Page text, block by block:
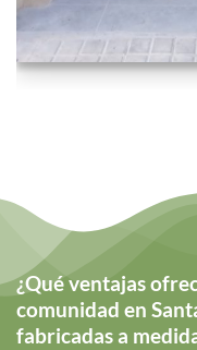
¿Qué ventajas
comunidad en
fabricadas a